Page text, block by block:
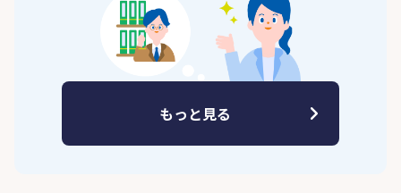
もっと見る